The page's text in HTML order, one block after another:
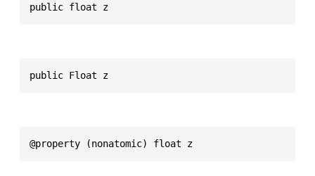
public float z
public Float z
@property (nonatomic) float z